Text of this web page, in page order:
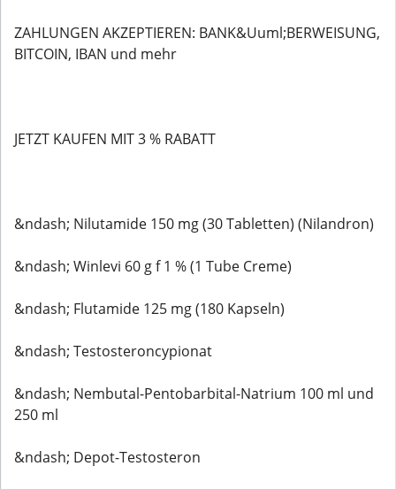
ZAHLUNGEN AKZEPTIEREN: BANK&Uuml;BERWEISUNG,
BITCOIN, IBAN und mehr
JETZT KAUFEN MIT 3 % RABATT
&ndash; Nilutamide 150 mg (30 Tabletten) (Nilandron)
&ndash; Winlevi 60 g f 1 % (1 Tube Creme)
&ndash; Flutamide 125 mg (180 Kapseln)
&ndash; Testosteroncypionat
&ndash; Nembutal-Pentobarbital-Natrium 100 ml und
250 ml
&ndash; Depot-Testosteron